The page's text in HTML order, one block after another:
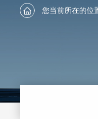
您当前所在的位